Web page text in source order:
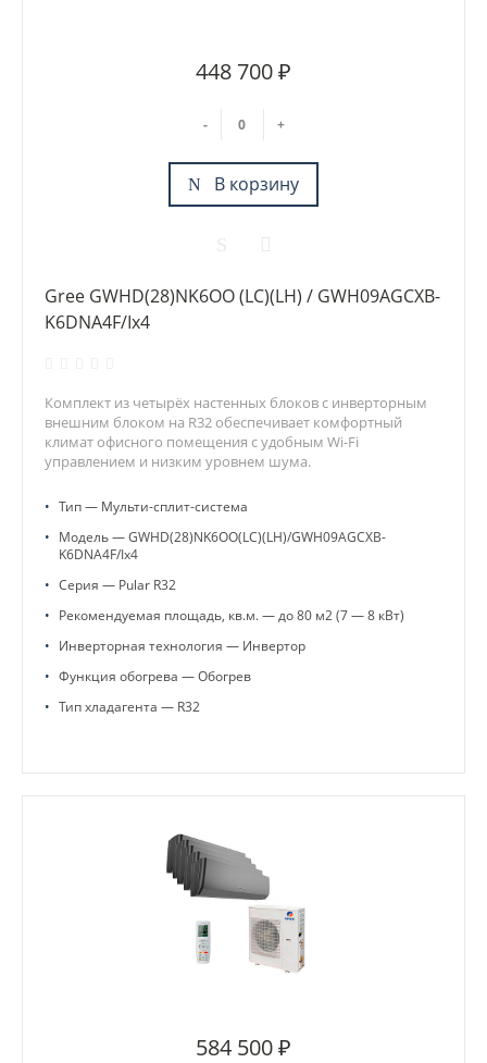
448 700 ₽
- +
В корзину
Gree GWHD(28)NK6OO (LC)(LH) / GWH09AGCXB-
K6DNA4F/Ix4
Комплект из четырёх настенных блоков с инверторным
внешним блоком на R32 обеспечивает комфортный
климат офисного помещения с удобным Wi-Fi
управлением и низким уровнем шума.
• Тип — Мульти-сплит-система
• Модель — GWHD(28)NK6OO(LC)(LH)/GWH09AGCXB-
K6DNA4F/Ix4
• Серия — Pular R32
• Рекомендуемая площадь, кв.м. — до 80 м2 (7 — 8 кВт)
• Инверторная технология — Инвертор
• Функция обогрева — Обогрев
• Тип хладагента — R32
584 500 ₽